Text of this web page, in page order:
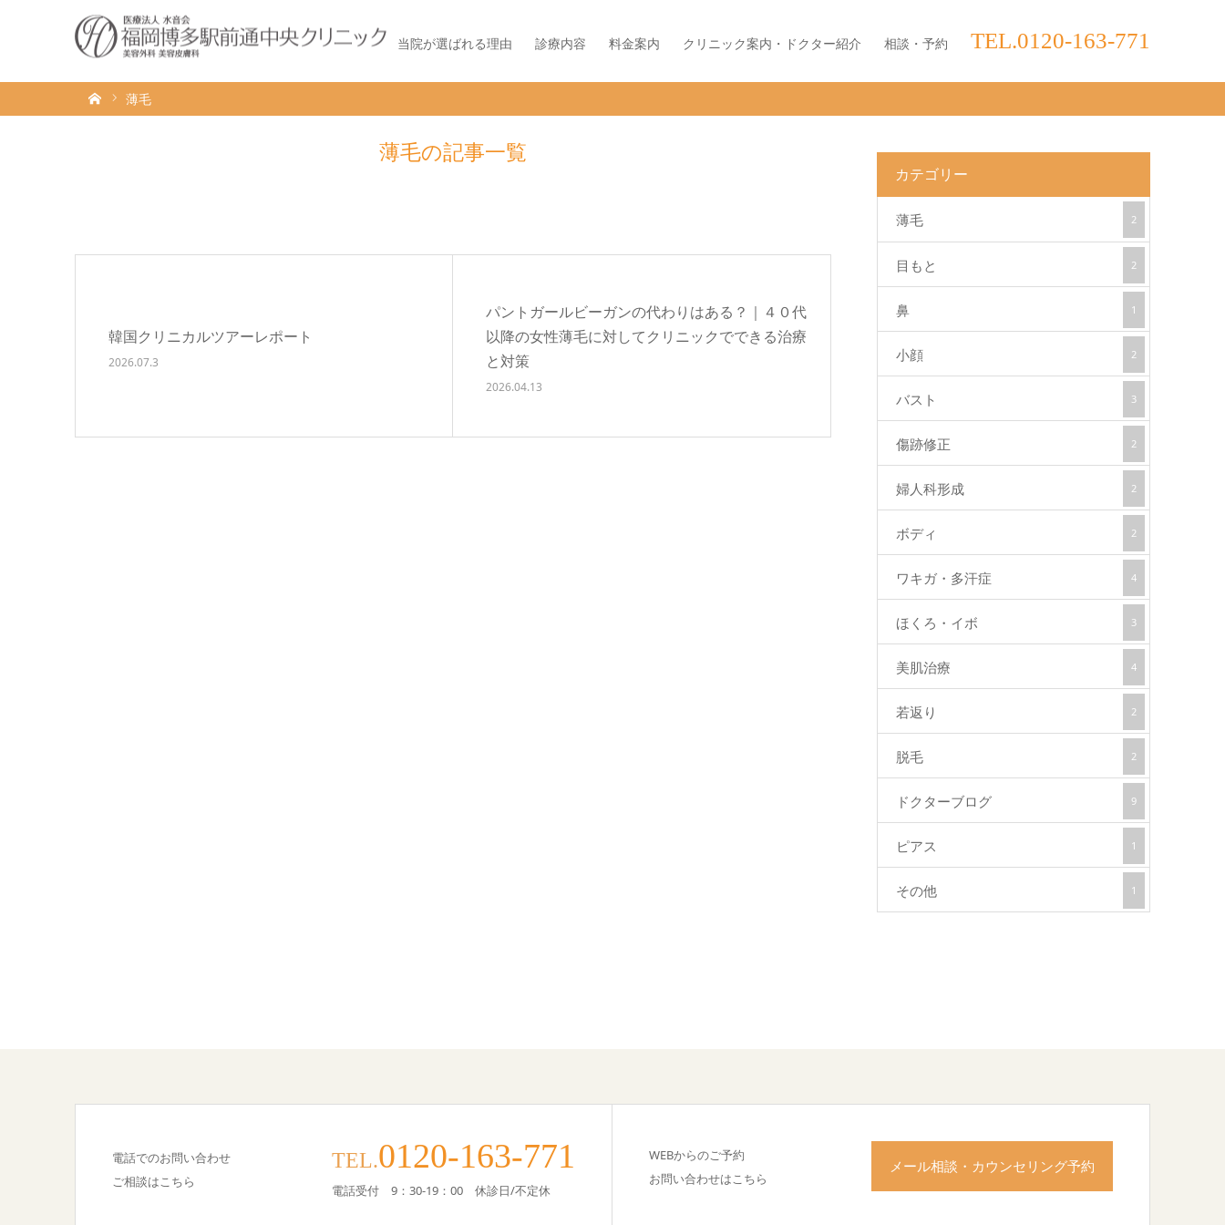
当院が選ばれる理由 診療内容 料金案内 クリニック案内・ドクター紹介 相談・予約 TEL.0120-163-771
薄毛
薄毛の記事一覧
韓国クリニカルツアーレポート
2026.07.3
パントガールビーガンの代わりはある？｜４０代
以降の女性薄毛に対してクリニックでできる治療
と対策
2026.04.13
カテゴリー
薄毛 2
目もと 2
鼻 1
小顔 2
バスト 3
傷跡修正 2
婦人科形成 2
ボディ 2
ワキガ・多汗症 4
ほくろ・イボ 3
美肌治療 4
若返り 2
脱毛 2
ドクターブログ 9
ピアス 1
その他 1
電話でのお問い合わせ
ご相談はこちら
TEL.0120-163-771
電話受付 9：30-19：00 休診日/不定休
WEBからのご予約
お問い合わせはこちら
メール相談・カウンセリング予約